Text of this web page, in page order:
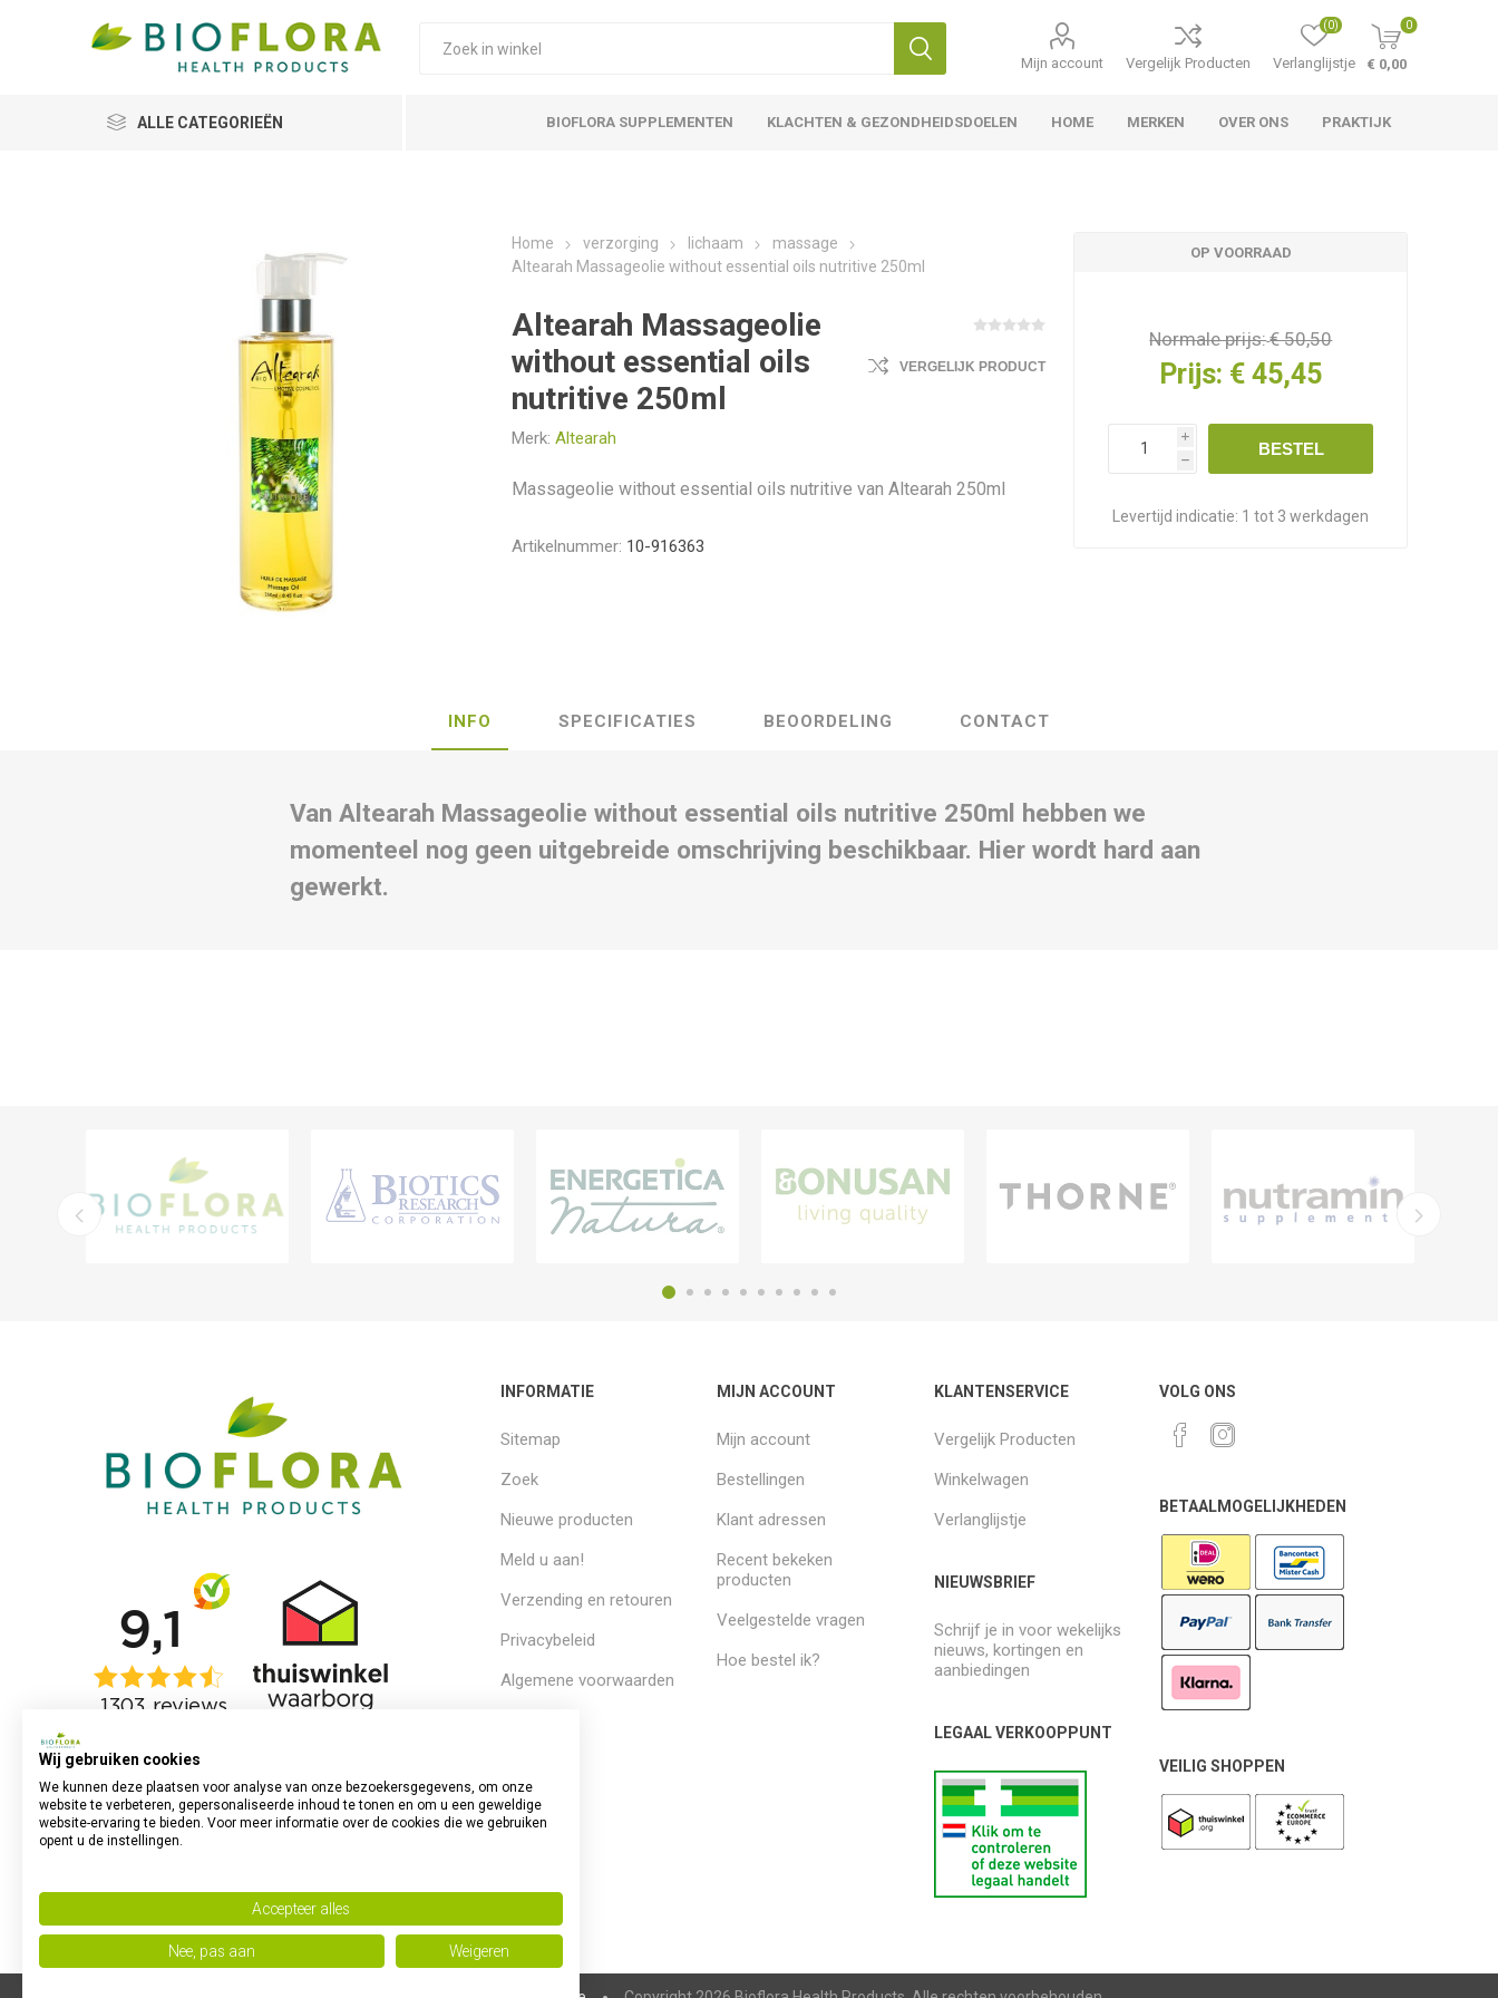
Mijn account Vergelijk Producten Verlanglijstje
(0) 0
€ 0,00
ALLE CATEGORIEËN BIOFLORA SUPPLEMENTEN KLACHTEN & GEZONDHEIDSDOELEN HOME MERKEN OVER ONS PRAKTIJK
Home verzorging lichaam
massage
Altearah Massageolie without essential oils nutritive 250ml
Altearah Massageolie
without essential oils
nutritive 250ml
Merk: Altearah
VERGELIJK PRODUCT
Massageolie without essential oils nutritive van Altearah 250ml
Artikelnummer: 10-916363
OP VOORRAAD
Normale prijs:€ 50,50
Prijs: € 45,45
i
h
BESTEL
Levertijd indicatie: 1 tot 3 werkdagen
INFO SPECIFICATIES BEOORDELING CONTACT
Van Altearah Massageolie without essential oils nutritive 250ml hebben we
momenteel nog geen uitgebreide omschrijving beschikbaar. Hier wordt hard aan
gewerkt.
INFORMATIE
Sitemap
Zoek
Nieuwe producten
Meld u aan!
Verzending en retouren
Privacybeleid
Algemene voorwaarden
MIJN ACCOUNT
Mijn account
Bestellingen
Klant adressen
Recent bekeken
producten
Veelgestelde vragen
Hoe bestel ik?
KLANTENSERVICE
Vergelijk Producten
Winkelwagen
Verlanglijstje
NIEUWSBRIEF
Schrijf je in voor wekelijks
nieuws, kortingen en
aanbiedingen
LEGAAL VERKOOPPUNT
VOLG ONS
BETAALMOGELIJKHEDEN
VEILIG SHOPPEN
Wij gebruiken cookies
We kunnen deze plaatsen voor analyse van onze bezoekersgegevens, om onze
website te verbeteren, gepersonaliseerde inhoud te tonen en om u een geweldige
website-ervaring te bieden. Voor meer informatie over de cookies die we gebruiken
opent u de instellingen.
Accepteer alles
Nee, pas aan Weigeren